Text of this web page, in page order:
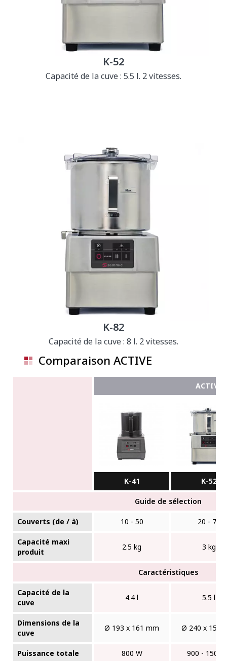
K-52
Capacité de la cuve : 5.5 l. 2 vitesses.
K-82
Capacité de la cuve : 8 l. 2 vitesses.
Comparaison ACTIVE
ACTIVE
K-41 K-52
Guide de sélection
Couverts (de / à) 10 - 50 20 - 75
Capacité maxi
produit
2.5 kg 3 kg
Caractéristiques
Capacité de la
cuve
4.4 l 5.5 l
Dimensions de la
cuve
Ø 193 x 161 mm Ø 240 x 150
Puissance totale 800 W 900 - 1500